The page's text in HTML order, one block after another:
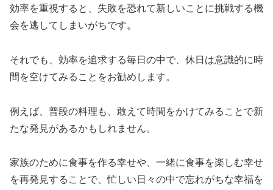
効率を重視すると、失敗を恐れて新しいことに挑戦する機
会を逃してしまいがちです。
それでも、効率を追求する毎日の中で、休日は意識的に時
間を空けてみることをお勧めします。
例えば、普段の料理も、敢えて時間をかけてみることで新
たな発見があるかもしれません。
家族のために食事を作る幸せや、一緒に食事を楽しむ幸せ
を再発見することで、忙しい日々の中で忘れがちな幸福を